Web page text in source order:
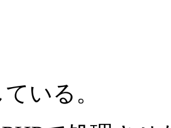
いる。